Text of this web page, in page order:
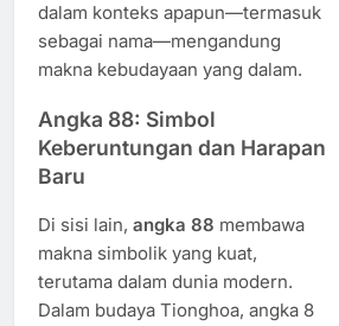
dalam konteks apapun—termasuk
sebagai nama—mengandung
makna kebudayaan yang dalam.
Angka 88: Simbol
Keberuntungan dan Harapan
Baru
Di sisi lain, angka 88 membawa
makna simbolik yang kuat,
terutama dalam dunia modern.
Dalam budaya Tionghoa, angka 8